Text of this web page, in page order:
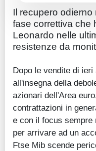
Il recupero
fase correttiva che
Leonardo nelle
resistenze da
Dopo le vendite di
all'insegna della
azionari dell'Area
contrattazioni in
e con il focus sempre
per arrivare ad un
Ftse Mib scende